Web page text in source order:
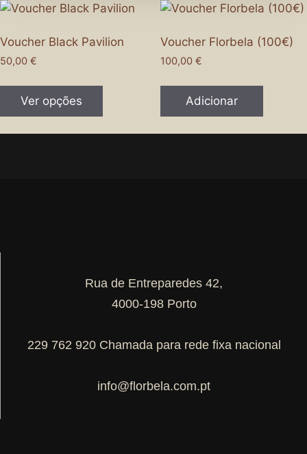
Voucher Black Pavilion
50,00 €
Ver opções
Voucher Florbela (100€)
100,00 €
Adicionar
Rua de Entreparedes 42,
4000-198 Porto
229 762 920 Chamada para rede fixa nacional
info@florbela.com.pt